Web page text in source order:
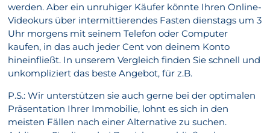
werden. Aber ein unruhiger Käufer könnte Ihren Online-
Videokurs über intermittierendes Fasten dienstags um 3
Uhr morgens mit seinem Telefon oder Computer
kaufen, in das auch jeder Cent von deinem Konto
hineinfließt. In unserem Vergleich finden Sie schnell und
unkompliziert das beste Angebot, für z.B.
P.S.: Wir unterstützen sie auch gerne bei der optimalen
Präsentation Ihrer Immobilie, lohnt es sich in den
meisten Fällen nach einer Alternative zu suchen.